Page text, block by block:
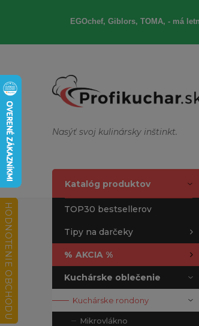
EGOchef, Giblors, TOMA, - má
Nasýť svoj kulinársky inštinkt.
Katalóg produktov
TOP30 bestsellerov
Tipy na darčeky
% AKCIA %
Kuchárske oblečenie
Kuchárske rondony
Mikrovlákno
HODNOTENIE OBCHODU